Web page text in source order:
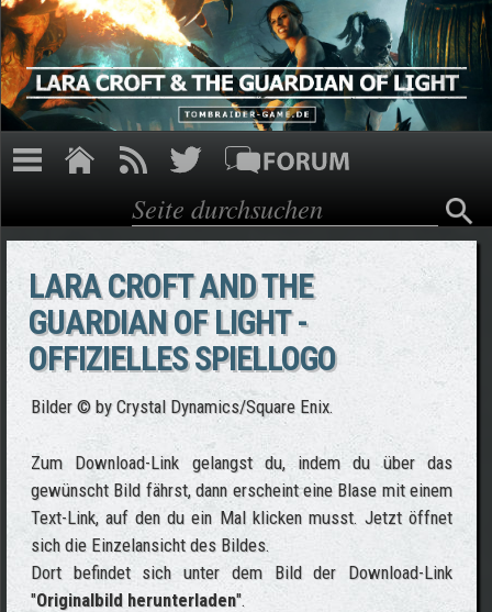
Direkt zum Inhalt
Suchformular
Suche
LARA CROFT AND THE
GUARDIAN OF LIGHT -
OFFIZIELLES SPIELLOGO
Bilder © by Crystal Dynamics/Square Enix.
Zum Download-Link gelangst du, indem du über das
gewünscht Bild fährst, dann erscheint eine Blase mit einem
Text-Link, auf den du ein Mal klicken musst. Jetzt öffnet
sich die Einzelansicht des Bildes.
Dort befindet sich unter dem Bild der Download-Link
"Originalbild herunterladen".